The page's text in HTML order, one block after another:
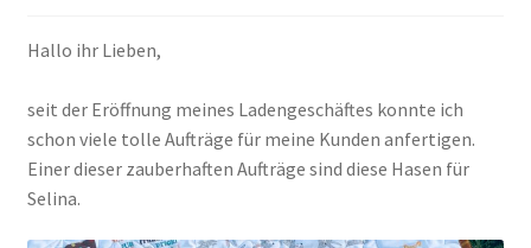
Mein Konto
Shop
Hallo ihr Lieben,
seit der Eröffnung meines Ladengeschäftes konnte ich
schon viele tolle Aufträge für meine Kunden anfertigen.
Einer dieser zauberhaften Aufträge sind diese Hasen für
Selina.